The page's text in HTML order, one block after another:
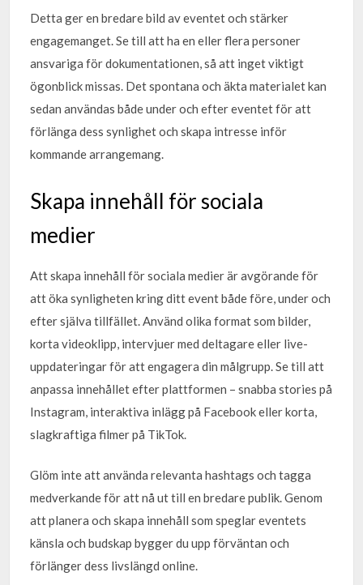
Detta ger en bredare bild av eventet och stärker
engagemanget. Se till att ha en eller flera personer
ansvariga för dokumentationen, så att inget viktigt
ögonblick missas. Det spontana och äkta materialet kan
sedan användas både under och efter eventet för att
förlänga dess synlighet och skapa intresse inför
kommande arrangemang.
Skapa innehåll för sociala
medier
Att skapa innehåll för sociala medier är avgörande för
att öka synligheten kring ditt event både före, under och
efter själva tillfället. Använd olika format som bilder,
korta videoklipp, intervjuer med deltagare eller live-
uppdateringar för att engagera din målgrupp. Se till att
anpassa innehållet efter plattformen – snabba stories på
Instagram, interaktiva inlägg på Facebook eller korta,
slagkraftiga filmer på TikTok.
Glöm inte att använda relevanta hashtags och tagga
medverkande för att nå ut till en bredare publik. Genom
att planera och skapa innehåll som speglar eventets
känsla och budskap bygger du upp förväntan och
förlänger dess livslängd online.